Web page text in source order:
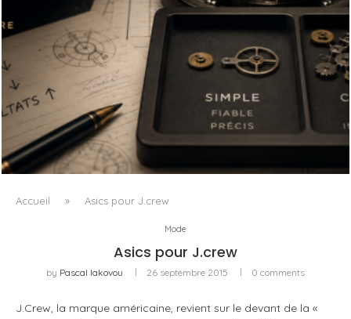
L’OBSESSION DES AGENTS IA MASQUE SOUVENT LE VRAI
Accueil » Asics pour J.crew
Mode
Asics pour J.crew
by Pascal Iakovou 26 septembre 2015 0 comments
J.Crew, la marque américaine, revient sur le devant de la «